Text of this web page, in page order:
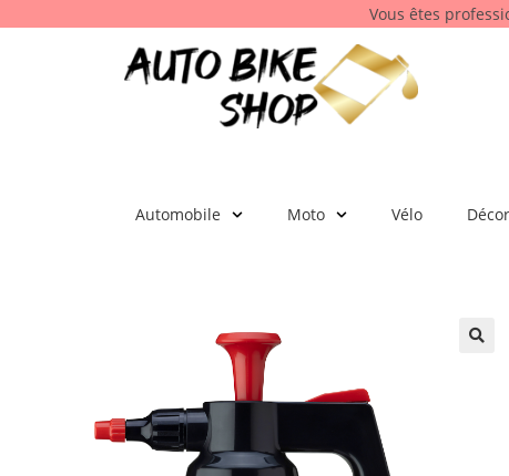
Vous êtes
Automobile Moto Vélo